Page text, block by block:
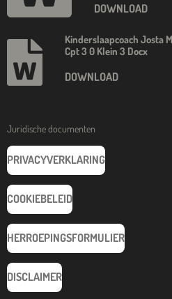
DOWNLOAD
Kinderslaapcoach Josta
Cpt 3 0 Klein 3 Docx
DOWNLOAD
Juridische documenten
PRIVACYVERKLARING
COOKIEBELEID
HERROEPINGSFORMULIER
DISCLAIMER